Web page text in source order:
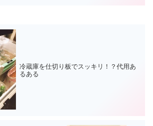
冷蔵庫を仕切り板でスッキリ！？代用あ
るある